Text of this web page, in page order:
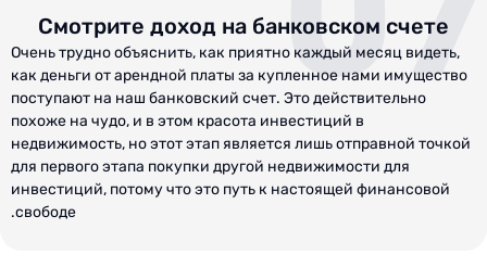
Смотрите доход на банковском счете
Очень трудно объяснить, как приятно каждый месяц видеть,
как деньги от арендной платы за купленное нами имущество
поступают на наш банковский счет. Это действительно
похоже на чудо, и в этом красота инвестиций в
недвижимость, но этот этап является лишь отправной точкой
для первого этапа покупки другой недвижимости для
инвестиций, потому что это путь к настоящей финансовой
свободе.